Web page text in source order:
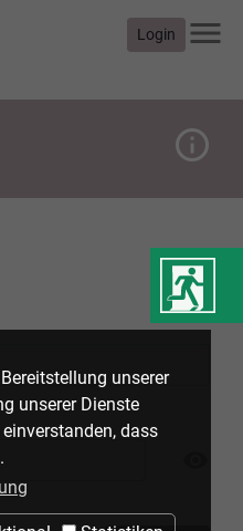
unserer
unserer Dienste
dass
Login menu
info_outline